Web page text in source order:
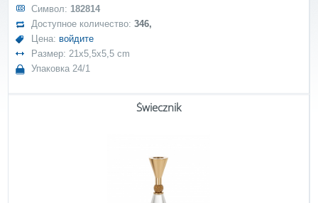
Символ: 182814
Доступное количество:346,
Цена: войдите
Размер: 21x5,5x5,5 cm
Упаковка 24/1
Świecznik